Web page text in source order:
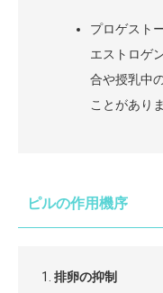
プロゲスト
エストロゲ
合や授乳中
ことがあり
ピルの作用機序
排卵の抑制